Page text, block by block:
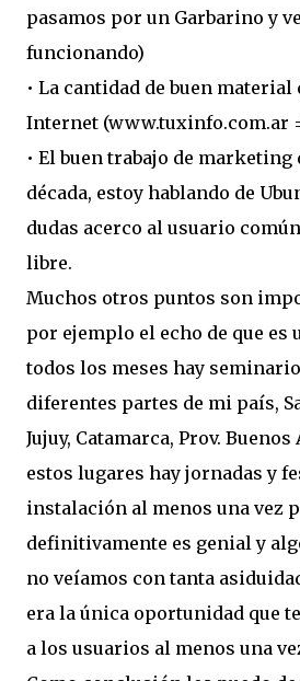
pasamos por un Garbarino y
funcionando)
• La cantidad de buen
Internet (www.tuxinfo.com.ar
• El buen trabajo de marketing
década, estoy hablando de
dudas acerco al usuario
libre.
Muchos otros puntos son
por ejemplo el echo de que es
todos los meses hay
diferentes partes de mi país,
Jujuy, Catamarca, Prov.
estos lugares hay jornadas y
instalación al menos una vez
definitivamente es genial y
no veíamos con tanta
era la única oportunidad que
a los usuarios al menos una